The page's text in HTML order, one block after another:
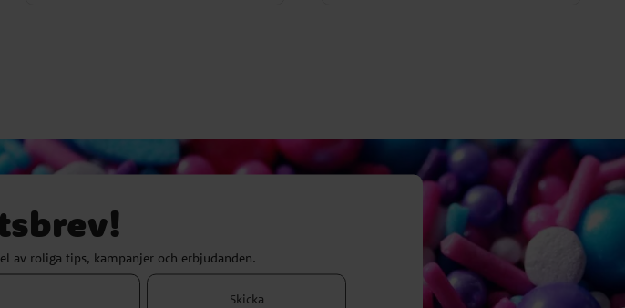
av roliga tips, kampanjer och erbjudanden.
Skicka